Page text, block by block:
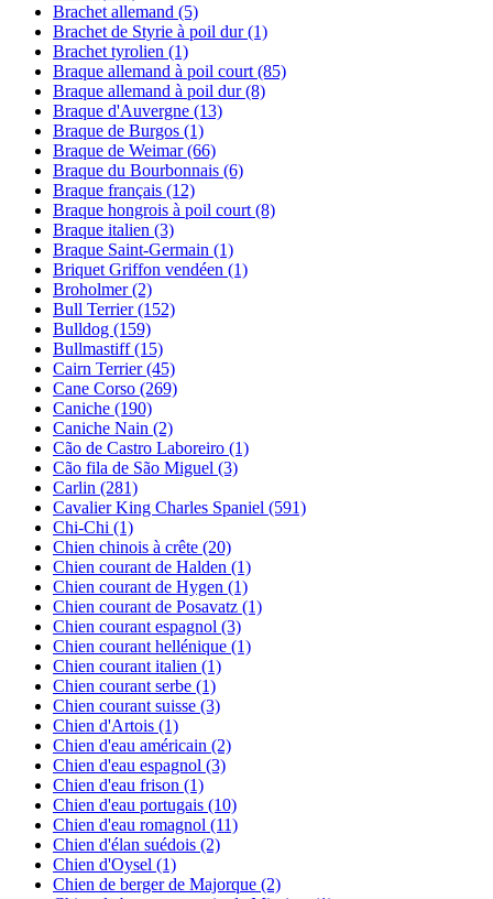
Brachet allemand (5)
Brachet de Styrie à poil dur(1)
Brachet tyrolien (1)
Braque allemand à poil court (85)
Braque allemand à poil dur(8)
Braque d'Auvergne (13)
Braque de Burgos (1)
Braque de Weimar(66)
Braque du Bourbonnais (6)
Braque français (12)
Braque hongrois à poil court (8)
Braque italien (3)
Braque Saint-Germain (1)
Briquet Griffon vendéen (1)
Broholmer(2)
Bull Terrier(152)
Bulldog (159)
Bullmastiff(15)
Cairn Terrier(45)
Cane Corso (269)
Caniche (190)
Caniche Nain (2)
Cão de Castro Laboreiro (1)
Cão fila de São Miguel (3)
Carlin (281)
Cavalier King Charles Spaniel (591)
Chi-Chi (1)
Chien chinois à crête (20)
Chien courant de Halden (1)
Chien courant de Hygen (1)
Chien courant de Posavatz (1)
Chien courant espagnol (3)
Chien courant hellénique (1)
Chien courant italien (1)
Chien courant serbe (1)
Chien courant suisse (3)
Chien d'Artois (1)
Chien d'eau américain (2)
Chien d'eau espagnol (3)
Chien d'eau frison (1)
Chien d'eau portugais (10)
Chien d'eau romagnol (11)
Chien d'élan suédois (2)
Chien d'Oysel (1)
Chien de berger de Majorque (2)